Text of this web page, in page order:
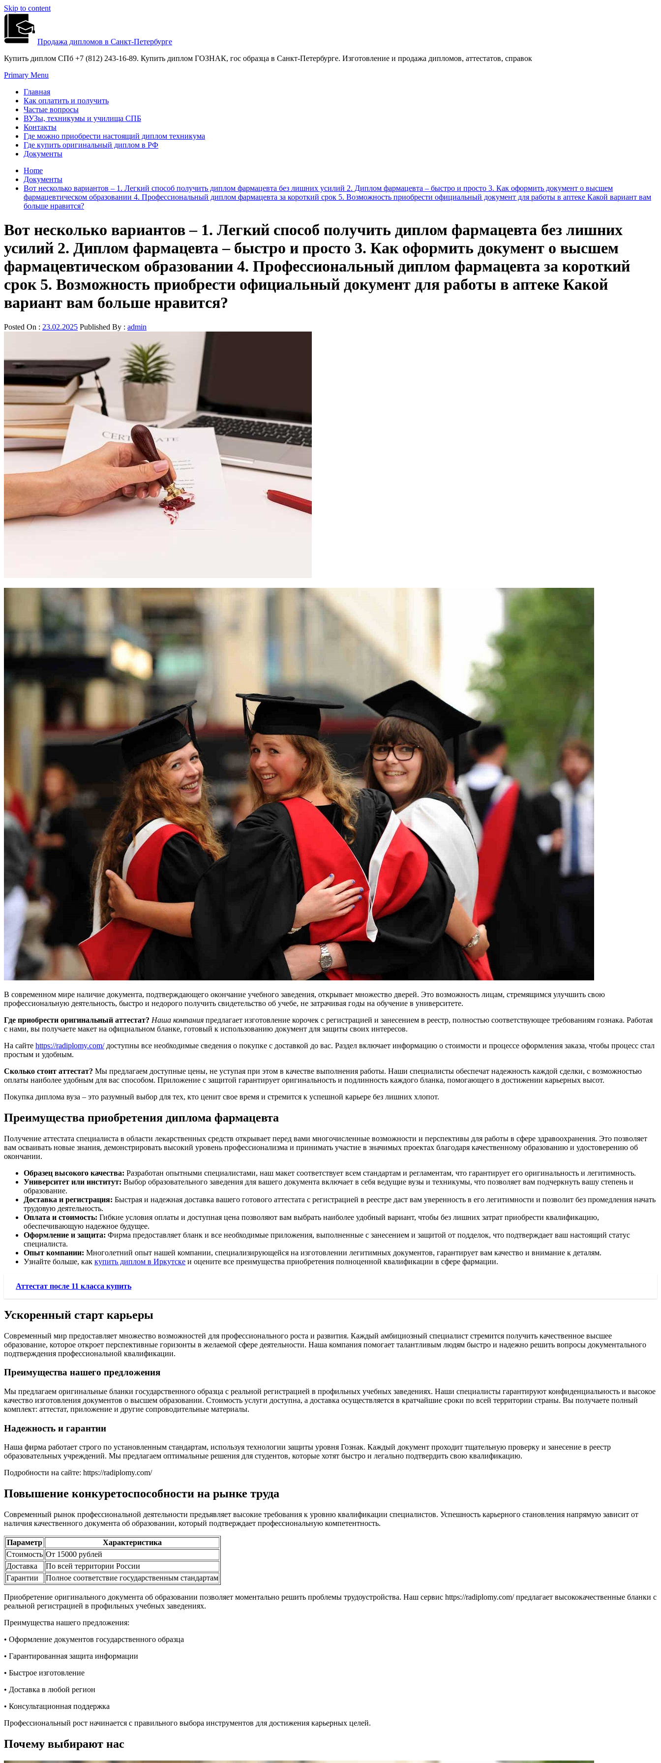
Skip to content
Продажа дипломов в Санкт-Петербурге
Купить диплом СПб +7 (812) 243-16-89. Купить диплом ГОЗНАК, гос образца в Санкт-Петербурге. Изготовление и продажа дипломов, аттестатов, справок
Primary Menu
Главная
Как оплатить и получить
Частые вопросы
ВУЗы, техникумы и училища СПБ
Контакты
Где можно приобрести настоящий диплом техникума
Где купить оригинальный диплом в РФ
Документы
Home
Документы
Вот несколько вариантов – 1. Легкий способ получить диплом фармацевта без лишних усилий 2. Диплом фармацевта – быстро и просто 3. Как оформить документ о высшем
фармацевтическом образовании 4. Профессиональный диплом фармацевта за короткий срок 5. Возможность приобрести официальный документ для работы в аптеке Какой вариант вам
больше нравится?
Вот несколько вариантов – 1. Легкий способ получить диплом фармацевта без лишних
усилий 2. Диплом фармацевта – быстро и просто 3. Как оформить документ о высшем
фармацевтическом образовании 4. Профессиональный диплом фармацевта за короткий
срок 5. Возможность приобрести официальный документ для работы в аптеке Какой
вариант вам больше нравится?
Posted On : 23.02.2025 Published By : admin
В современном мире наличие документа, подтверждающего окончание учебного заведения, открывает множество дверей. Это возможность лицам, стремящимся улучшить свою
профессиональную деятельность, быстро и недорого получить свидетельство об учебе, не затрачивая годы на обучение в университете.
Где приобрести оригинальный аттестат? Наша компания предлагает изготовление корочек с регистрацией и занесением в реестр, полностью соответствующее требованиям гознака. Работая
с нами, вы получаете макет на официальном бланке, готовый к использованию документ для защиты своих интересов.
На сайте https://radiplomy.com/доступны все необходимые сведения о покупке с доставкой до вас. Раздел включает информацию о стоимости и процессе оформления заказа, чтобы процесс стал
простым и удобным.
Сколько стоит аттестат? Мы предлагаем доступные цены, не уступая при этом в качестве выполнения работы. Наши специалисты обеспечат надежность каждой сделки, с возможностью
оплаты наиболее удобным для вас способом. Приложение с защитой гарантирует оригинальность и подлинность каждого бланка, помогающего в достижении карьерных высот.
Покупка диплома вуза – это разумный выбор для тех, кто ценит свое время и стремится к успешной карьере без лишних хлопот.
Преимущества приобретения диплома фармацевта
Получение аттестата специалиста в области лекарственных средств открывает перед вами многочисленные возможности и перспективы для работы в сфере здравоохранения. Это позволяет
вам осваивать новые знания, демонстрировать высокий уровень профессионализма и принимать участие в значимых проектах благодаря качественному образованию и удостоверению об
окончании.
Образец высокого качества: Разработан опытными специалистами, наш макет соответствует всем стандартам и регламентам, что гарантирует его оригинальность и легитимность.
Университет или институт: Выбор образовательного заведения для вашего документа включает в себя ведущие вузы и техникумы, что позволяет вам подчеркнуть вашу степень и
образование.
Доставка и регистрация: Быстрая и надежная доставка вашего готового аттестата с регистрацией в реестре даст вам уверенность в его легитимности и позволит без промедления начать
трудовую деятельность.
Оплата и стоимость: Гибкие условия оплаты и доступная цена позволяют вам выбрать наиболее удобный вариант, чтобы без лишних затрат приобрести квалификацию,
обеспечивающую надежное будущее.
Оформление и защита: Фирма предоставляет бланк и все необходимые приложения, выполненные с занесением и защитой от подделок, что подтверждает ваш настоящий статус
специалиста.
Опыт компании: Многолетний опыт нашей компании, специализирующейся на изготовлении легитимных документов, гарантирует вам качество и внимание к деталям.
Узнайте больше, как купить диплом в Иркутске и оцените все преимущества приобретения полноценной квалификации в сфере фармации.
Аттестат после 11 класса купить
Ускоренный старт карьеры
Современный мир предоставляет множество возможностей для профессионального роста и развития. Каждый амбициозный специалист стремится получить качественное высшее
образование, которое откроет перспективные горизонты в желаемой сфере деятельности. Наша компания помогает талантливым людям быстро и надежно решить вопросы документального
подтверждения профессиональной квалификации.
Преимущества нашего предложения
Мы предлагаем оригинальные бланки государственного образца с реальной регистрацией в профильных учебных заведениях. Наши специалисты гарантируют конфиденциальность и высокое
качество изготовления документов о высшем образовании. Стоимость услуги доступна, а доставка осуществляется в кратчайшие сроки по всей территории страны. Вы получаете полный
комплект: аттестат, приложение и другие сопроводительные материалы.
Надежность и гарантии
Наша фирма работает строго по установленным стандартам, используя технологии защиты уровня Гознак. Каждый документ проходит тщательную проверку и занесение в реестр
образовательных учреждений. Мы предлагаем оптимальные решения для студентов, которые хотят быстро и легально подтвердить свою квалификацию.
Подробности на сайте: https://radiplomy.com/
Повышение конкуретоспособности на рынке труда
Современный рынок профессиональной деятельности предъявляет высокие требования к уровню квалификации специалистов. Успешность карьерного становления напрямую зависит от
наличия качественного документа об образовании, который подтверждает профессиональную компетентность.
Параметр
Характеристика
Стоимость От 15000 рублей
Доставка
По всей территории России
Гарантии
Полное соответствие государственным стандартам
Приобретение оригинального документа об образовании позволяет моментально решить проблемы трудоустройства. Наш сервис https://radiplomy.com/ предлагает высококачественные бланки с
реальной регистрацией в профильных учебных заведениях.
Преимущества нашего предложения:
• Оформление документов государственного образца
• Гарантированная защита информации
• Быстрое изготовление
• Доставка в любой регион
• Консультационная поддержка
Профессиональный рост начинается с правильного выбора инструментов для достижения карьерных целей.
Почему выбирают нас